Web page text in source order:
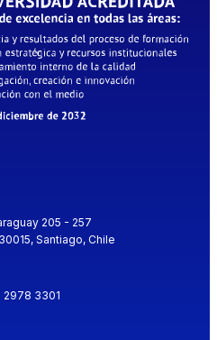
205 - 257
Santiago, Chile
2978 3301